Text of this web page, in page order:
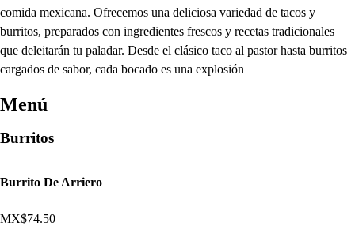
comida mexicana. Ofrecemos una deliciosa variedad de tacos y
burritos, preparados con ingredientes frescos y recetas tradicionales
que deleitarán tu paladar. Desde el clásico taco al pastor hasta burritos
cargados de sabor, cada bocado es una explosión
Menú
Burritos
Burrito De Arriero
MX$74.50